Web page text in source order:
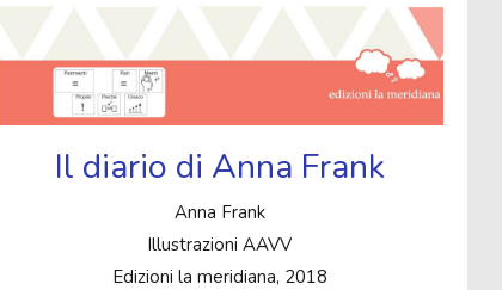
Il diario di Anna Frank
Anna Frank
Illustrazioni AAVV
Edizioni la meridiana, 2018